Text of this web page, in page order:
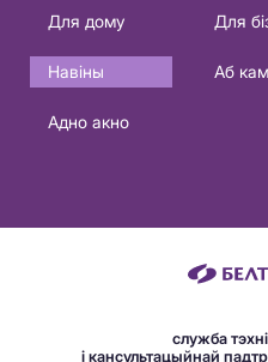
Основная
навигация
BE
Для дому Для
Навіны
Аб
Адно акно
служба
і кансультацыйнай